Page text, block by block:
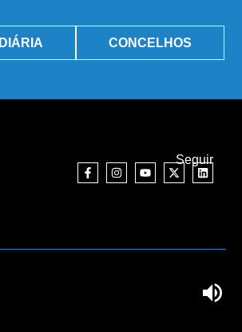
DIÁRIA CONCELHOS
Seguir